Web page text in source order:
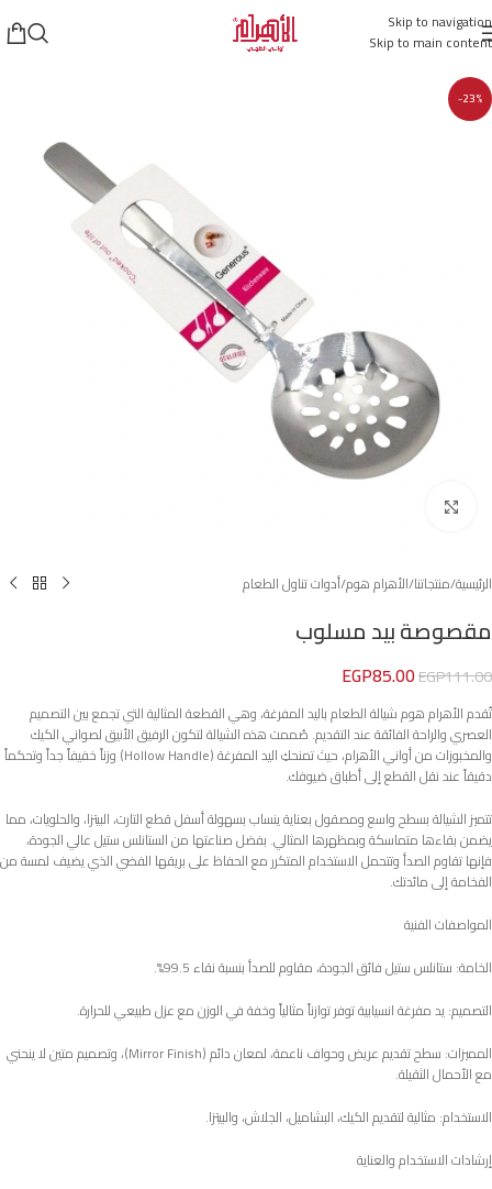
Skip to navigation
Skip to main content
-23%
الرئيسية/منتجاتنا/الأهرام هوم/أدوات تناول الطعام
مقصوصة بيد مسلوب
EGP111.00
EGP85.00
تُقدم الأهرام هوم شيالة الطعام باليد المفرغة، وهي القطعة المثالية التي تجمع بين التصميم
العصري والراحة الفائقة عند التقديم. صُممت هذه الشيالة لتكون الرفيق الأنيق لصواني الكيك
والمخبوزات من أواني الأهرام، حيث تمنحكِ اليد المفرغة (Hollow Handle) وزناً خفيفاً جداً وتحكماً
دقيقاً عند نقل القطع إلى أطباق ضيوفك.
تتميز الشيالة بسطح واسع ومصقول بعناية ينساب بسهولة أسفل قطع التارت، البيتزا، والحلويات، مما
يضمن بقاءها متماسكة وبمظهرها المثالي. بفضل صناعتها من الستانلس ستيل عالي الجودة،
فإنها تقاوم الصدأ وتتحمل الاستخدام المتكرر مع الحفاظ على بريقها الفضي الذي يضيف لمسة من
الفخامة إلى مائدتك.
المواصفات الفنية
الخامة: ستانلس ستيل فائق الجودة، مقاوم للصدأ بنسبة نقاء 99.5%.
التصميم: يد مفرغة انسيابية توفر توازناً مثالياً وخفة في الوزن مع عزل طبيعي للحرارة.
المميزات: سطح تقديم عريض وحواف ناعمة، لمعان دائم (Mirror Finish)، وتصميم متين لا ينحني
مع الأحمال الثقيلة.
الاستخدام: مثالية لتقديم الكيك، البشاميل، الجلاش، والبيتزا.
إرشادات الاستخدام والعناية